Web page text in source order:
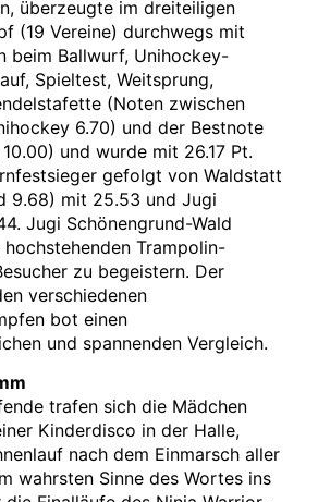
überzeugte im dreiteiligen
(19 Vereine) durchwegs mit
beim Ballwurf, Unihockey-
Spieltest, Weitsprung,
(Noten zwischen
6.70) und der Bestnote
und wurde mit 26.17 Pt.
gefolgt von Waldstatt
9.68) mit 25.53 und Jugi
Jugi Schönengrund-Wald
Trampolin-
zu begeistern. Der
verschiedenen
bot einen
und spannenden Vergleich.
trafen sich die Mädchen
Kinderdisco in der Halle,
nach dem Einmarsch aller
wahrsten Sinne des Wortes ins